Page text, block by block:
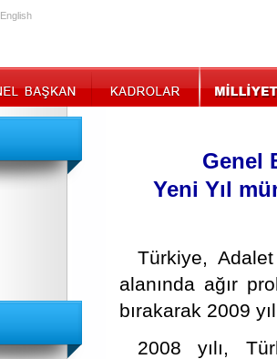
English
Genel
Yeni Yıl
Türkiye,
alanında ağır
bırakarak 2009
2008 yılı,